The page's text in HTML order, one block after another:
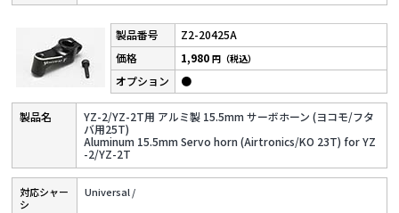
Z2-20425A
YZ-2/YZ-2T用 アルミ製 15.5mm サーボホーン (ヨコモ/フタ
バ用25T)
Aluminum 15.5mm Servo horn (Airtronics/KO 23T) for YZ
-2/YZ-2T
1,980円（税込）
●
対応シャー
シ
Universal /